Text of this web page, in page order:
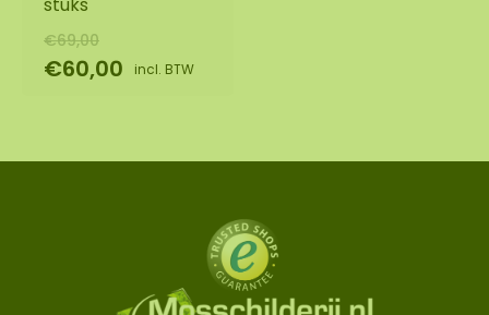
stuks
€69,00
€60,00 incl. BTW